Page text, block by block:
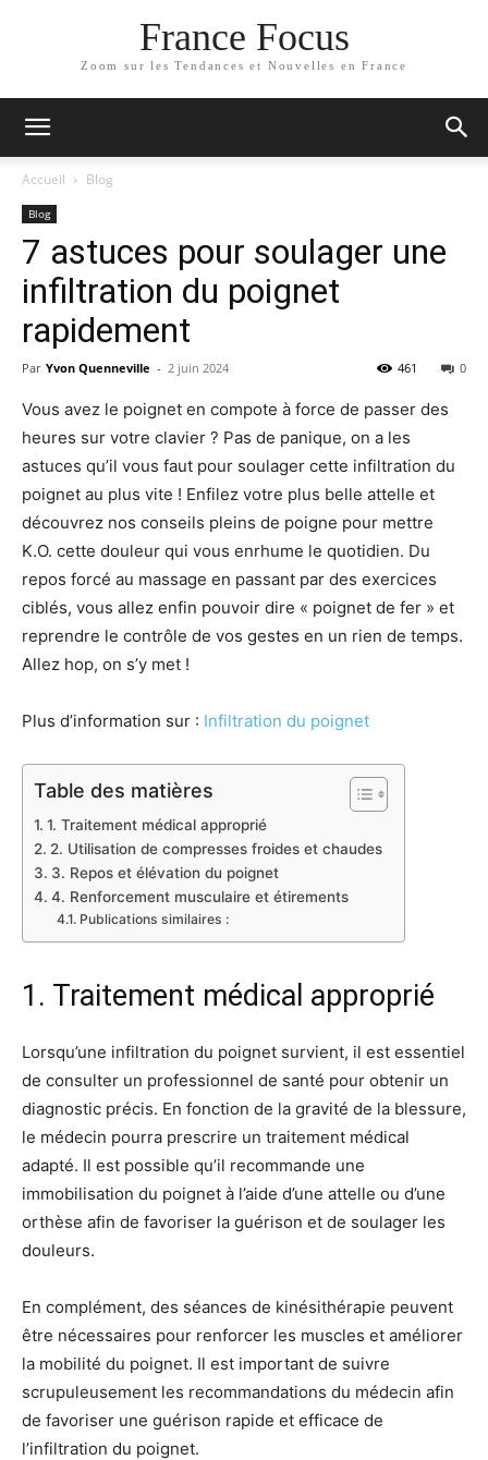
France Focus
Zoom sur les Tendances et Nouvelles en France
Accueil Blog
Blog
7 astuces pour soulager une
infiltration du poignet
rapidement
Par Yvon Quenneville - 2 juin 2024 0
461
Vous avez le poignet en compote à force de passer des
heures sur votre clavier ? Pas de panique, on a les
astuces qu’il vous faut pour soulager cette infiltration du
poignet au plus vite ! Enfilez votre plus belle attelle et
découvrez nos conseils pleins de poigne pour mettre
K.O. cette douleur qui vous enrhume le quotidien. Du
repos forcé au massage en passant par des exercices
ciblés, vous allez enfin pouvoir dire « poignet de fer » et
reprendre le contrôle de vos gestes en un rien de temps.
Allez hop, on s’y met !
Plus d’information sur : Infiltration du poignet
Table des matières
1. Traitement médical approprié
2. Utilisation de compresses froides et chaudes
3. Repos et élévation du poignet
4. Renforcement musculaire et étirements
Publications similaires :
1. Traitement médical approprié
Lorsqu’une infiltration du poignet survient, il est essentiel
de consulter un professionnel de santé pour obtenir un
diagnostic précis. En fonction de la gravité de la blessure,
le médecin pourra prescrire un traitement médical
adapté. Il est possible qu’il recommande une
immobilisation du poignet à l’aide d’une attelle ou d’une
orthèse afin de favoriser la guérison et de soulager les
douleurs.
En complément, des séances de kinésithérapie peuvent
être nécessaires pour renforcer les muscles et améliorer
la mobilité du poignet. Il est important de suivre
scrupuleusement les recommandations du médecin afin
de favoriser une guérison rapide et efficace de
l’infiltration du poignet.